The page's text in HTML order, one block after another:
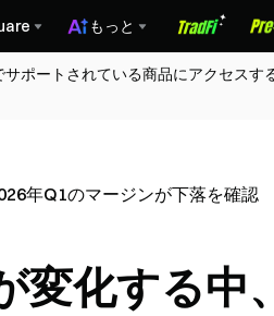
もっと
ポートされている商品にアクセスす
年Q1のマージンが下落を確認
変化する中